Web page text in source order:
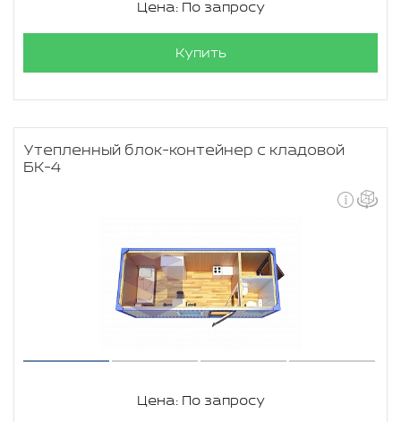
Цена: По запросу
Купить
Утепленный блок-контейнер с кладовой
БК-4
Цена: По запросу